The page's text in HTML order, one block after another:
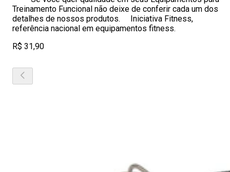
Treinamento Funcional não deixe de conferir cada um dos
detalhes de nossos produtos. Iniciativa Fitness,
referência nacional em equipamentos fitness.
R$ 31,90